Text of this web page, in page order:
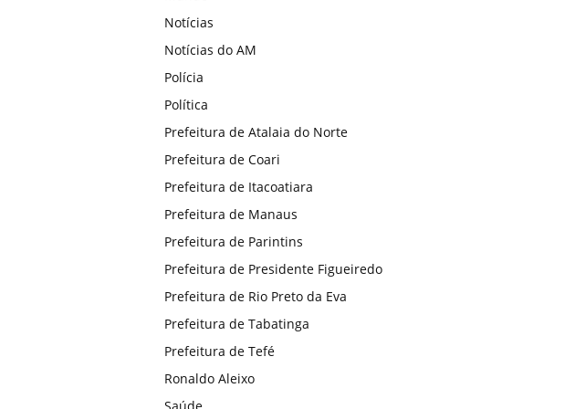
Notícias
Notícias do AM
Polícia
Política
Prefeitura de Atalaia do Norte
Prefeitura de Coari
Prefeitura de Itacoatiara
Prefeitura de Manaus
Prefeitura de Parintins
Prefeitura de Presidente Figueiredo
Prefeitura de Rio Preto da Eva
Prefeitura de Tabatinga
Prefeitura de Tefé
Ronaldo Aleixo